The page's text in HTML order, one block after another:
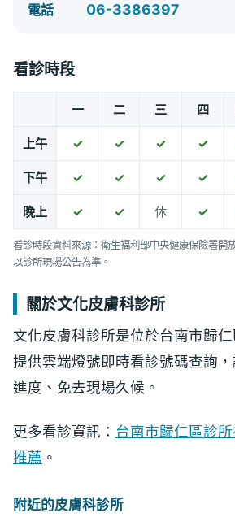
電話 06-3386397
看診時段
一 二 三 四
上午 ✓ ✓ ✓ ✓
下午 ✓ ✓ ✓ ✓
晚上 ✓ ✓ 休 ✓
看診時段資料來源：衛生福利部中央健康保險署開
以診所現場公告為準。
關於文化皮膚科診所
文化皮膚科診所是位於台南市歸仁
提供雲端燈號即時看診號碼查詢
進度、免去現場久候。
更多看診資訊： 台南市歸仁區診
推薦 。
附近的皮膚科診所